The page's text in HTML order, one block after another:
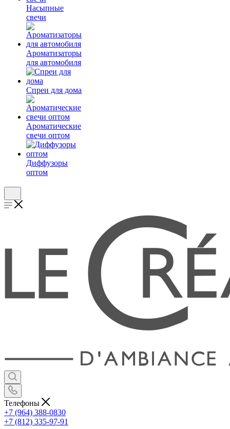
Насыпные
свечи
Ароматизаторы
для автомобиля
Спреи для дома
Ароматические
свечи оптом
Диффузоры
оптом
Телефоны
+7 (964) 388-0830
+7 (812) 335-97-91